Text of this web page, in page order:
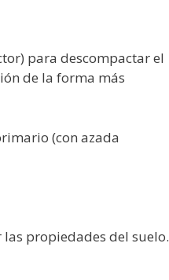
para descompactar el
de la forma más
(con azada
propiedades del suelo.